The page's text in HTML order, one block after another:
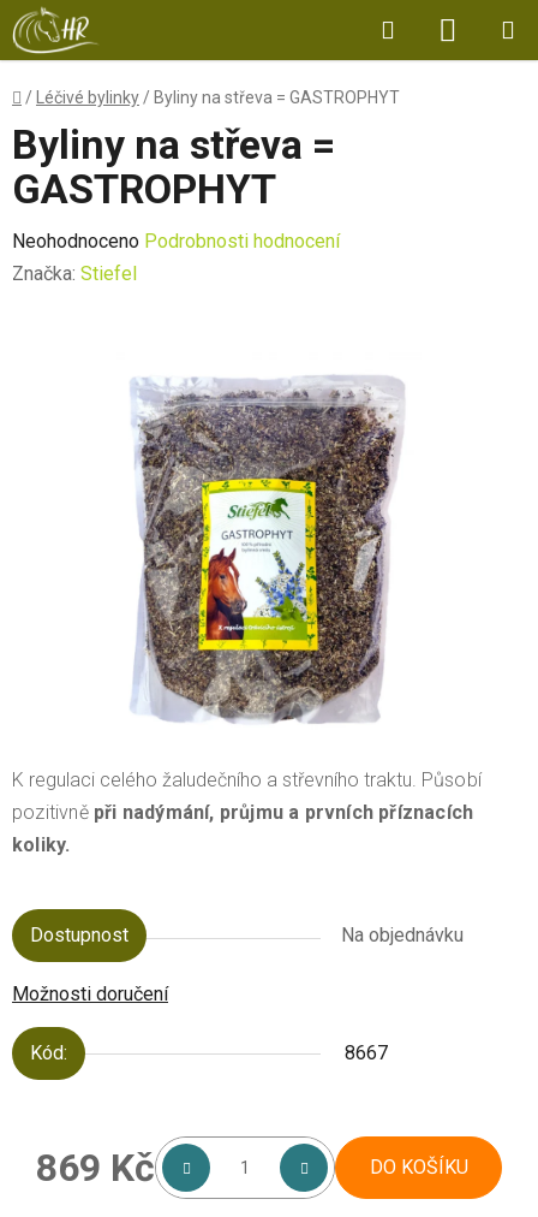
Přejít
na
obsah
Hledat
KOŠÍK
Domů
/ Léčivé bylinky / Byliny na střeva = GASTROPHYT
K regulaci celého žaludečního a střevního traktu. Působí
pozitivně při nadýmání, průjmu a prvních příznacích
koliky.
Dostupnost Na objednávku
Možnosti doručení
Kód: 8667
869 Kč DO KOŠÍKU
Byliny na střeva =
GASTROPHYT
Průměrné
hodnocení
Neohodnoceno Podrobnosti hodnocení
Značka: Stiefel